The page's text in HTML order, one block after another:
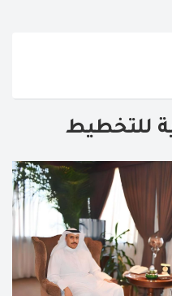
للتخطيط